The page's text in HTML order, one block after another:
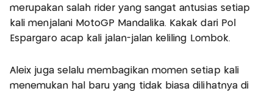
merupakan salah rider yang sangat antusias setiap
kali menjalani MotoGP Mandalika. Kakak dari Pol
Espargaro acap kali jalan-jalan keliling Lombok.
Aleix juga selalu membagikan momen setiap kali
menemukan hal baru yang tidak biasa dilihatnya di